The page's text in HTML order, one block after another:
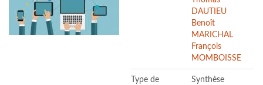
DAUTIEU
Benoît
MARICHAL
François
MOMBOISSE
Type de
Synthèse